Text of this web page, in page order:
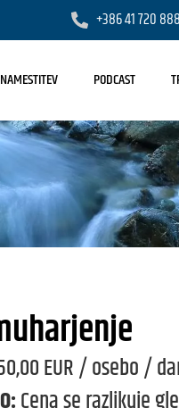
+386 41 720
NAMESTITEV PODCAST
EUR / osebo /